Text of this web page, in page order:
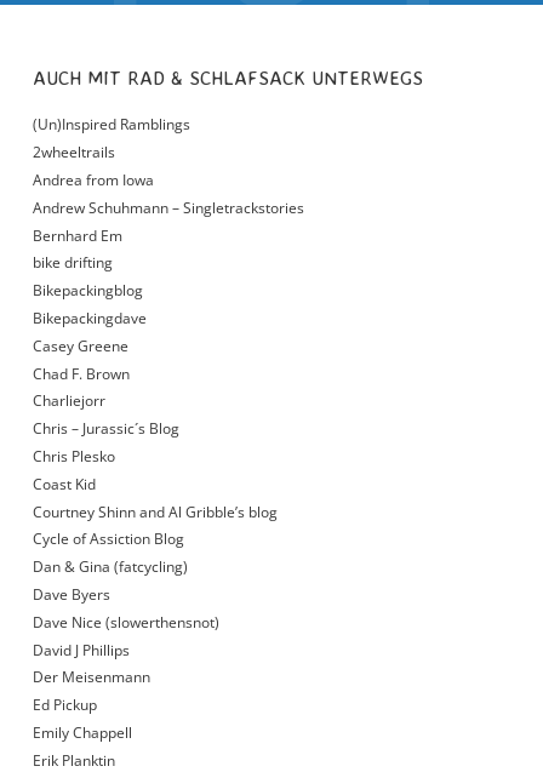
AUCH MIT RAD & SCHLAFSACK UNTERWEGS
(Un)Inspired Ramblings
2wheeltrails
Andrea from Iowa
Andrew Schuhmann – Singletrackstories
Bernhard Em
bike drifting
Bikepackingblog
Bikepackingdave
Casey Greene
Chad F. Brown
Charliejorr
Chris – Jurassic´s Blog
Chris Plesko
Coast Kid
Courtney Shinn and Al Gribble’s blog
Cycle of Assiction Blog
Dan & Gina (fatcycling)
Dave Byers
Dave Nice (slowerthensnot)
David J Phillips
Der Meisenmann
Ed Pickup
Emily Chappell
Erik Planktin